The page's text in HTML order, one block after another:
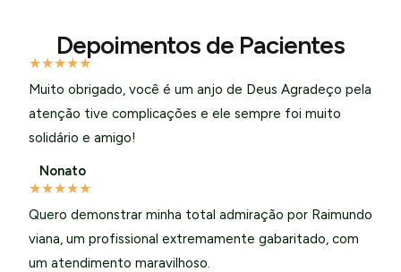
Depoimentos de Pacientes
★★★★★
Muito obrigado, você é um anjo de Deus Agradeço pela
atenção tive complicações e ele sempre foi muito
solidário e amigo!
Nonato
★★★★★
Quero demonstrar minha total admiração por Raimundo
viana, um profissional extremamente gabaritado, com
um atendimento maravilhoso.